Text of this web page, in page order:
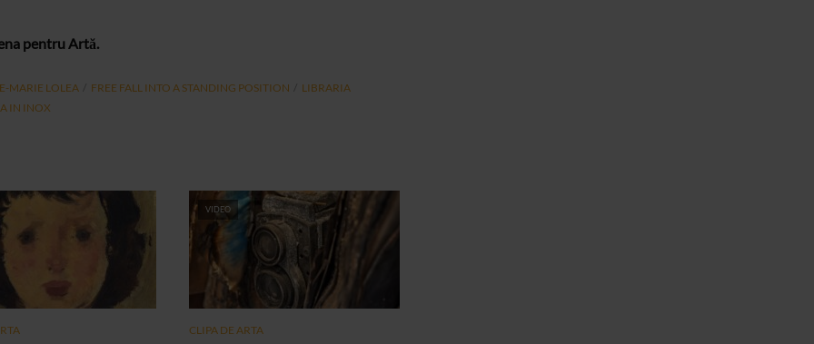
pentru Artă.
MARIE LOLEA FREE FALL INTO A STANDING POSITION
LIBRARIA
IN INOX
VIDEO
CLIPA DE ARTA